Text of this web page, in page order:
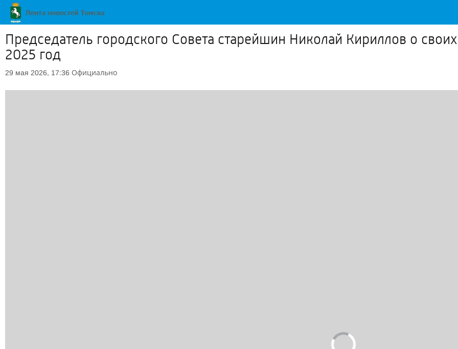
Председатель городского Совета старейшин Николай Кириллов о
2025 год
29 мая 2026, 17:36 Официально